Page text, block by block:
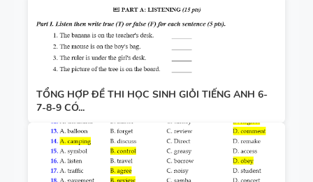
TỔNG HỢP ĐỀ THI HỌC SINH GIỎI TIẾNG ANH 6-
7-8-9 CÓ...